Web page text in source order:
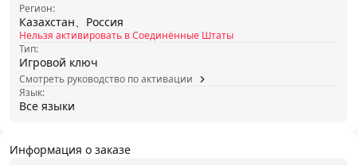
Информация о заказе
Регион:
Казахстан、Россия
Нельзя активировать в Соединённые Штаты
Тип:
Игровой ключ
Смотреть руководство по активации
Язык:
Все языки